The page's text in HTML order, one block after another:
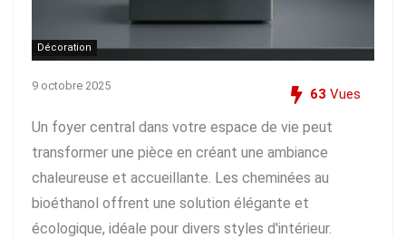
Décoration
9 octobre 2025
63 Vues
Un foyer central dans votre espace de vie peut
transformer une pièce en créant une ambiance
chaleureuse et accueillante. Les cheminées au
bioéthanol offrent une solution élégante et
écologique, idéale pour divers styles d'intérieur.